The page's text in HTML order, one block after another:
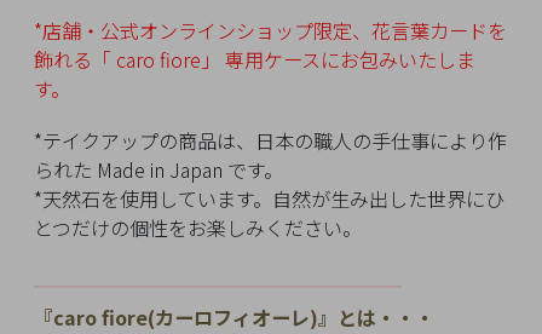
*店舗・公式オンラインショップ限定、花言葉カードを
飾れる「 caro fiore」 専用ケースにお包みいたしま
す。
*テイクアップの商品は、日本の職人の手仕事により作
られた Made in Japan です。
*天然石を使用しています。自然が生み出した世界にひ
とつだけの個性をお楽しみください。
『caro fiore(カーロフィオーレ)』とは・・・
に
入
り
イ
テ
ム
近